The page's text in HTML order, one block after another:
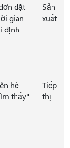
đặt
gian
định
Sản
xuất
hệ
thấy"
Tiếp
thị